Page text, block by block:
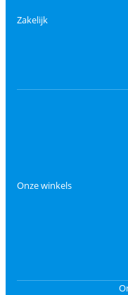
Zakelijk
Onze winkels